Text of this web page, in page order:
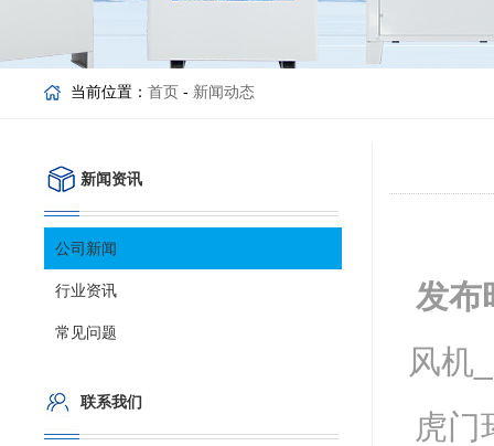
当前位置： 首页 - 新闻动态
发布
风机
虎门
新闻资讯
公司新闻
行业资讯
常见问题
联系我们